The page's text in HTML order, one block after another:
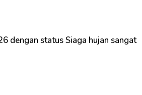
dengan status Siaga hujan sangat